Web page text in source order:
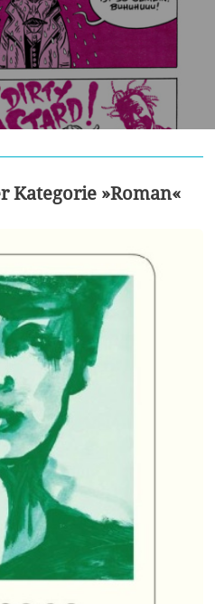
Kategorie »Roman«